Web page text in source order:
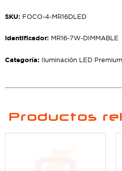
SKU: FOCO-4-MR16DLED
Identificador: MR16-7W-DIMMABLE
Categoría: Iluminación LED
Productos